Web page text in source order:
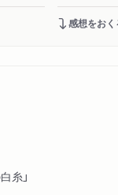
感想をおく
糸」